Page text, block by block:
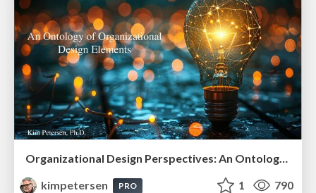
Organizational Design Perspectives: An Ontology of Organizational Design Elements
kimpetersen
PRO 1 790